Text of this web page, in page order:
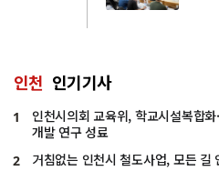
인천 인기기사
1
인천시의회 교육위, 학교시설복합
개발 연구 성료
2 거침없는 인천시 철도사업, 모든 길